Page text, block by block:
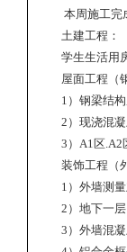
本周施工完
土建工程：
学生生活用
屋面工程（
1 ）钢梁结
2 ）现浇混
3 ） A1 区.A2
装饰工程（
1 ）外墙测
2 ）地下一
3 ）外墙混